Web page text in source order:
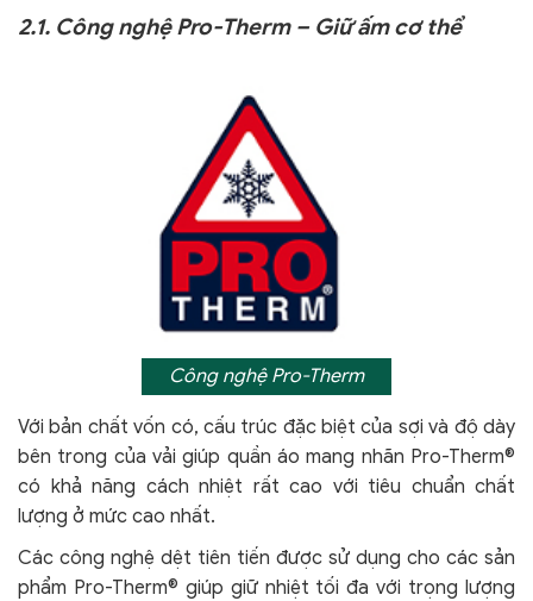
2.1. Công nghệ Pro-Therm – Giữ ấm cơ thể
Công nghệ Pro-Therm
Với bản chất vốn có, cấu trúc đặc biệt của sợi và độ dày
bên trong của vải giúp quần áo mang nhãn Pro-Therm®
có khả năng cách nhiệt rất cao với tiêu chuẩn chất
lượng ở mức cao nhất.
Các công nghệ dệt tiên tiến được sử dụng cho các sản
phẩm Pro-Therm® giúp giữ nhiệt tối đa với trọng lượng